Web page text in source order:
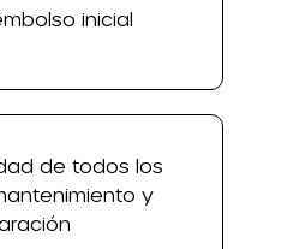
inicial
de todos los
y